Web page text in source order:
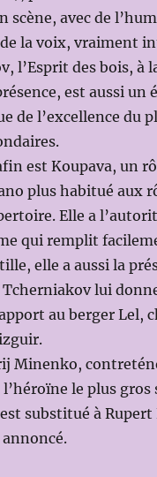
scène, avec de
la voix, vraiment
l’Esprit des bois, à
est aussi un
de l’excellence du
est Koupava, un
plus habitué aux
Elle a
qui remplit
elle a aussi la
Tcherniakov lui
au berger Lel,
Minenko,
le plus gros
substitué à